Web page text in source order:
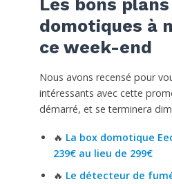
Les bons plans
domotiques à
ce week-end
Nous avons recensé pour
intéressants avec cette
démarré, et se terminera
🔥 La box domotique
239€ au lieu de 299€
🔥 Le détecteur de